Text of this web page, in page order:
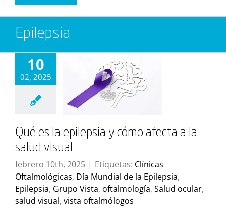
Epilepsia
10
02, 2025
Qué es la epilepsia y cómo afecta a la
salud visual
febrero 10th, 2025 | Etiquetas: Clínicas
Oftalmológicas, Día Mundial de la Epilepsia,
Epilepsia, Grupo Vista, oftalmología, Salud ocular,
salud visual, vista oftalmólogos